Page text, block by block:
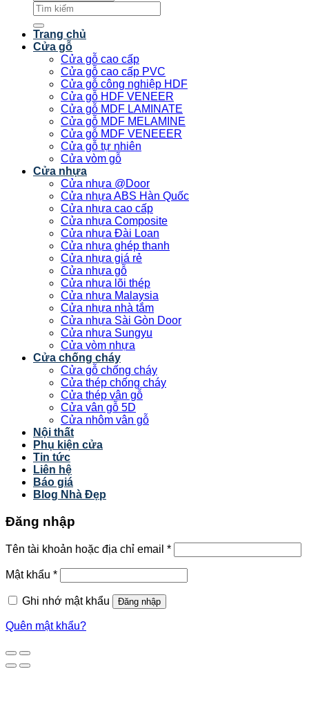
Tìm
kiếm:
Trang chủ
Cửa gỗ
Cửa gỗ cao cấp
Cửa gỗ cao cấp PVC
Cửa gỗ công nghiệp HDF
Cửa gỗ HDF VENEER
Cửa gỗ MDF LAMINATE
Cửa gỗ MDF MELAMINE
Cửa gỗ MDF VENEEER
Cửa gỗ tự nhiên
Cửa vòm gỗ
Cửa nhựa
Cửa nhựa @Door
Cửa nhựa ABS Hàn Quốc
Cửa nhựa cao cấp
Cửa nhựa Composite
Cửa nhựa Đài Loan
Cửa nhựa ghép thanh
Cửa nhựa giá rẻ
Cửa nhựa gỗ
Cửa nhựa lõi thép
Cửa nhựa Malaysia
Cửa nhựa nhà tắm
Cửa nhựa Sài Gòn Door
Cửa nhựa Sungyu
Cửa vòm nhựa
Cửa chống cháy
Cửa gỗ chống cháy
Cửa thép chống cháy
Cửa thép vân gỗ
Cửa vân gỗ 5D
Cửa nhôm vân gỗ
Nội thất
Phụ kiện cửa
Tin tức
Liên hệ
Báo giá
Blog Nhà Đẹp
Đăng nhập
Tên tài khoản hoặc địa chỉ email *
Mật khẩu *
Ghi nhớ mật khẩu Đăng nhập
Quên mật khẩu?